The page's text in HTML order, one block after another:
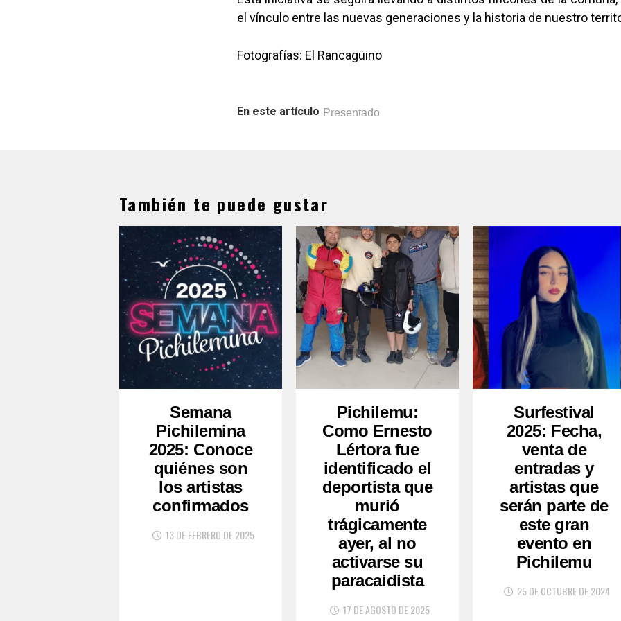
el vínculo entre las nuevas generaciones y la historia de nuestro
Fotografías: El Rancagüino
En este artículo Presentado
También te puede gustar
Semana
Pichilemina
2025: Conoce
quiénes son
los artistas
confirmados
13 DE FEBRERO DE 2025
Pichilemu:
Como Ernesto
Lértora fue
identificado el
deportista que
murió
trágicamente
ayer, al no
activarse su
paracaidista
17 DE AGOSTO DE 2025
Surfestival
2025: Fecha,
venta de
entradas y
artistas que
serán parte de
este gran
evento en
Pichilemu
25 DE OCTUBRE DE 2024